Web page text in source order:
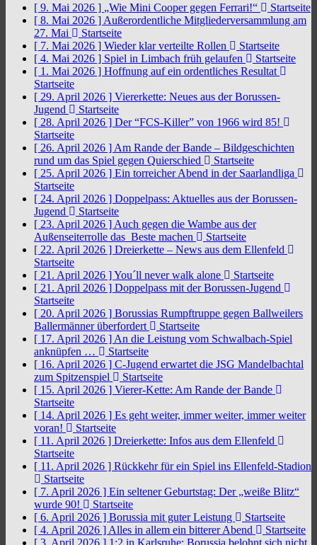
[ 9. Mai 2026 ] „Wie Mini Cooper gegen Ferrari!“
Startseite
[ 8. Mai 2026 ] Außerordentliche Mitgliederversammlung am
27. Mai
Startseite
[ 7. Mai 2026 ] Wieder klar verteilte Rollen
Startseite
[ 4. Mai 2026 ] Spiel in Limbach früh gelaufen
Startseite
[ 1. Mai 2026 ] Hoffnung auf ein ordentliches Resultat
Startseite
[ 29. April 2026 ] Viererkette: Neues aus der Borussen-
Jugend
Startseite
[ 28. April 2026 ] Der “FCS-Killer” von 1966 wird 85!
Startseite
[ 26. April 2026 ] Am Rande der Bande – Bildgeschichten
rund um das Spiel gegen Quierschied
Startseite
[ 25. April 2026 ] Ein torreicher Abend in der Saarlandliga
Startseite
[ 24. April 2026 ] Doppelpass: Aktuelles aus der Borussen-
Jugend
Startseite
[ 23. April 2026 ] Auch gegen die Wambe aus der
Außenseiterrolle das Beste machen
Startseite
[ 22. April 2026 ] Dreierkette – News aus dem Ellenfeld
Startseite
[ 21. April 2026 ]You´ll never walk alone
Startseite
[ 21. April 2026 ] Doppelpass mit der Borussen-Jugend
Startseite
[ 20. April 2026 ] Borussias Rumpftruppe gegen Ballweilers
Ballermänner überfordert
Startseite
[ 17. April 2026 ] An die Leistung vom Schwalbach-Spiel
anknüpfen …
Startseite
[ 16. April 2026 ] C-Jugend erwartet die JSG Mandelbachtal
zum Spitzenspiel
Startseite
[ 15. April 2026 ] Vierer-Kette: Am Rande der Bande
Startseite
[ 14. April 2026 ] Es geht weiter, immer weiter, immer weiter
voran!
Startseite
[ 11. April 2026 ] Dreierkette: Infos aus dem Ellenfeld
Startseite
[ 11. April 2026 ] Rückkehr für ein Spiel ins Ellenfeld-Stadion
Startseite
[ 7. April 2026 ] Ein seltener Geburtstag: Der „weiße Blitz“
wurde 90!
Startseite
[ 6. April 2026 ] Borussia mit guter Leistung
Startseite
[ 4. April 2026 ] Alles in allem ein bitterer Abend
Startseite
[ 3. April 2026 ] 1:2 in Karlsruhe: Borussia belohnt sich nicht